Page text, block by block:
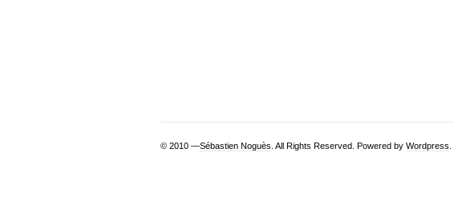
© 2010 —Sébastien Noguès . All Rights Reserved. Powered by Wordpress